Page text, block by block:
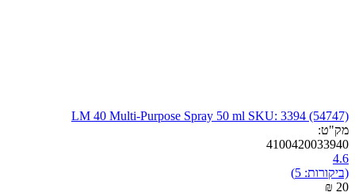
LM 40 Multi-Purpose Spray 50 ml SKU: 3394 (54747)
מק"ט:
4100420033940
4.6
(ביקורות: 5)
₪ ‍20‍